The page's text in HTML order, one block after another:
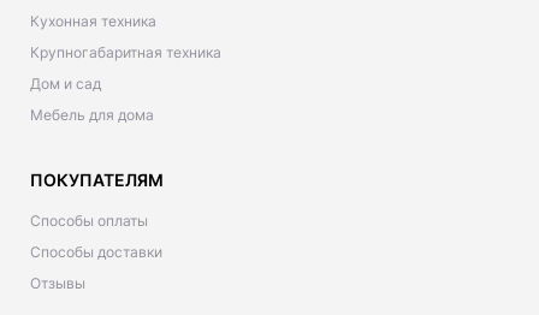
Кухонная техника
Крупногабаритная техника
Дом и сад
Мебель для дома
ПОКУПАТЕЛЯМ
Способы оплаты
Способы доставки
Отзывы